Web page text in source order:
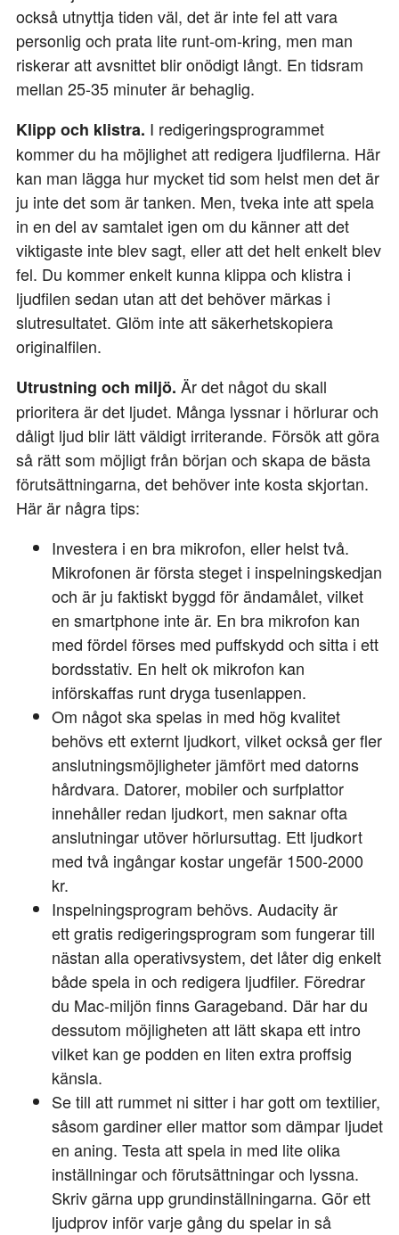
också utnyttja tiden väl, det är inte fel att vara
personlig och prata lite runt-om-kring, men man
riskerar att avsnittet blir onödigt långt. En tidsram
mellan 25-35 minuter är behaglig.
Klipp och klistra. I redigeringsprogrammet
kommer du ha möjlighet att redigera ljudfilerna. Här
kan man lägga hur mycket tid som helst men det är
ju inte det som är tanken. Men, tveka inte att spela
in en del av samtalet igen om du känner att det
viktigaste inte blev sagt, eller att det helt enkelt blev
fel. Du kommer enkelt kunna klippa och klistra i
ljudfilen sedan utan att det behöver märkas i
slutresultatet. Glöm inte att säkerhetskopiera
originalfilen.
Utrustning och miljö. Är det något du skall
prioritera är det ljudet. Många lyssnar i hörlurar och
dåligt ljud blir lätt väldigt irriterande. Försök att göra
så rätt som möjligt från början och skapa de bästa
förutsättningarna, det behöver inte kosta skjortan.
Här är några tips:
Investera i en bra mikrofon, eller helst två.
Mikrofonen är första steget i inspelningskedjan
och är ju faktiskt byggd för ändamålet, vilket
en smartphone inte är. En bra mikrofon kan
med fördel förses med puffskydd och sitta i ett
bordsstativ. En helt ok mikrofon kan
införskaffas runt dryga tusenlappen.
Om något ska spelas in med hög kvalitet
behövs ett externt ljudkort, vilket också ger fler
anslutningsmöjligheter jämfört med datorns
hårdvara. Datorer, mobiler och surfplattor
innehåller redan ljudkort, men saknar ofta
anslutningar utöver hörlursuttag. Ett ljudkort
med två ingångar kostar ungefär 1500-2000
kr.
Inspelningsprogram behövs. Audacity är
ett gratis redigeringsprogram som fungerar till
nästan alla operativsystem, det låter dig enkelt
både spela in och redigera ljudfiler. Föredrar
du Mac-miljön finns Garageband. Där har du
dessutom möjligheten att lätt skapa ett intro
vilket kan ge podden en liten extra proffsig
känsla.
Se till att rummet ni sitter i har gott om textilier,
såsom gardiner eller mattor som dämpar ljudet
en aning. Testa att spela in med lite olika
inställningar och förutsättningar och lyssna.
Skriv gärna upp grundinställningarna. Gör ett
ljudprov inför varje gång du spelar in så